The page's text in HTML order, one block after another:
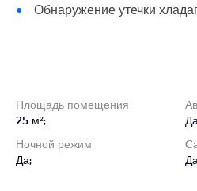
Обнаружение утечки
Площадь помещения
25 м²;
Ночной режим
Да;